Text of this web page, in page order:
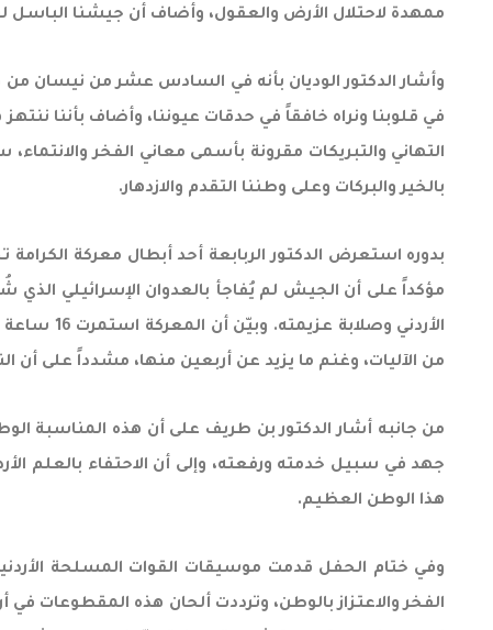
ممهدة لاحتلال الأرض والعقول، وأضاف أن جيشنا الباسل
وأشار الدكتور الوديان بأنه في السادس عشر من نيسان
في قلوبنا ونراه خافقاً في حدقات عيوننا، وأضاف بأننا
التهاني والتبريكات مقرونة بأسمى معاني الفخر
بالخير والبركات وعلى وطننا التقدم والازدهار.
بدوره استعرض الدكتور الربابعة أحد أبطال معركة
مؤكداً على أن الجيش لم يُفاجأ بالعدوان الإسرائيلي
من الآليات، وغنم ما يزيد عن أربعين منها، مشدداً على أن
من جانبه أشار الدكتور بن طريف على أن هذه المناسبة
جهد في سبيل خدمته ورفعته، وإلى أن الاحتفاء بالعلم
هذا الوطن العظيم.
وفي ختام الحفل قدمت موسيقات القوات المسلحة
الفخر والاعتزاز بالوطن، وترددت ألحان هذه